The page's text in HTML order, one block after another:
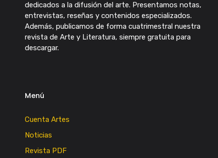
dedicados a la difusión del arte. Presentamos notas,
entrevistas, reseñas y contenidos especializados.
Además, publicamos de forma cuatrimestral nuestra
revista de Arte y Literatura, siempre gratuita para
descargar.
Menú
Cuenta Artes
Noticias
Revista PDF